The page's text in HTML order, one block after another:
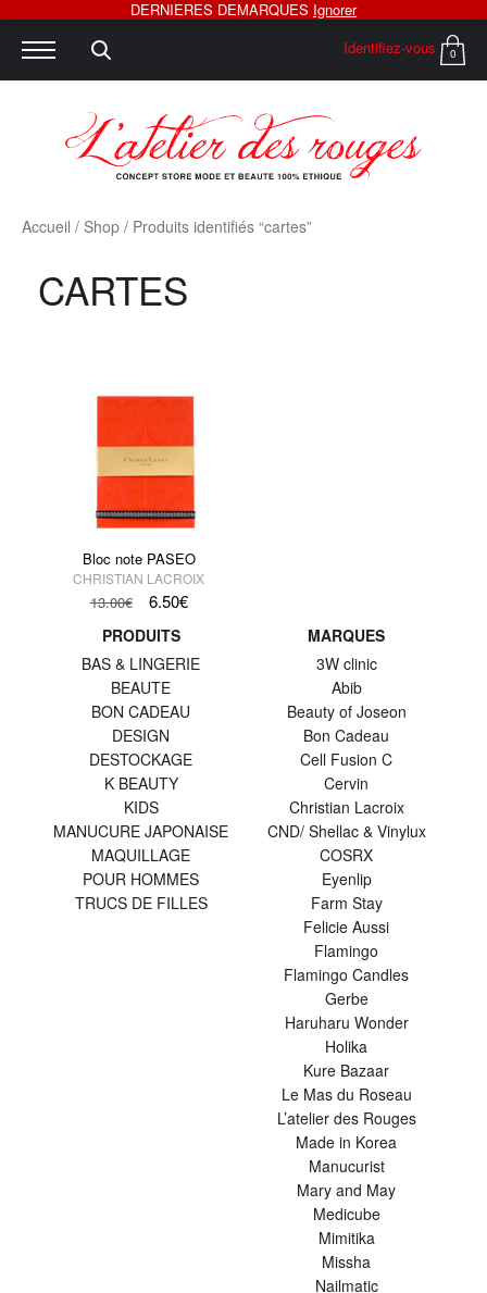
Identifiez-vous 0
Accueil / Shop / Produits identifiés “cartes”
CARTES
Bloc note PASEO
CHRISTIAN LACROIX
13.00€ 6.50€
PRODUITS
BAS & LINGERIE
BEAUTE
BON CADEAU
DESIGN
DESTOCKAGE
K BEAUTY
KIDS
MANUCURE JAPONAISE
MAQUILLAGE
POUR HOMMES
TRUCS DE FILLES
MARQUES
3W clinic
Abib
Beauty of Joseon
Bon Cadeau
Cell Fusion C
Cervin
Christian Lacroix
CND/ Shellac & Vinylux
COSRX
Eyenlip
Farm Stay
Felicie Aussi
Flamingo
Flamingo Candles
Gerbe
Haruharu Wonder
Holika
Kure Bazaar
Le Mas du Roseau
L’atelier des Rouges
Made in Korea
Manucurist
Mary and May
Medicube
Mimitika
Missha
Nailmatic
DERNIERES DEMARQUES Ignorer